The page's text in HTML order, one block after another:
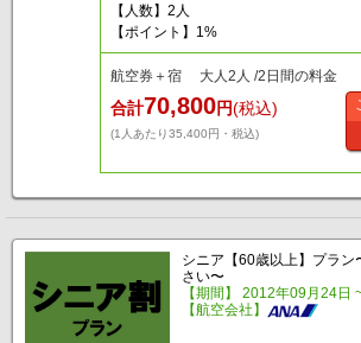
【人数】2人
【ポイント】1%
航空券＋宿 大人2人 /2日間の料金
合計70,800円(税込)
(1人あたり35,400円・税込)
シニア【60歳以上】プラン
さい〜
【期間】 2012年09月24日
【航空会社】